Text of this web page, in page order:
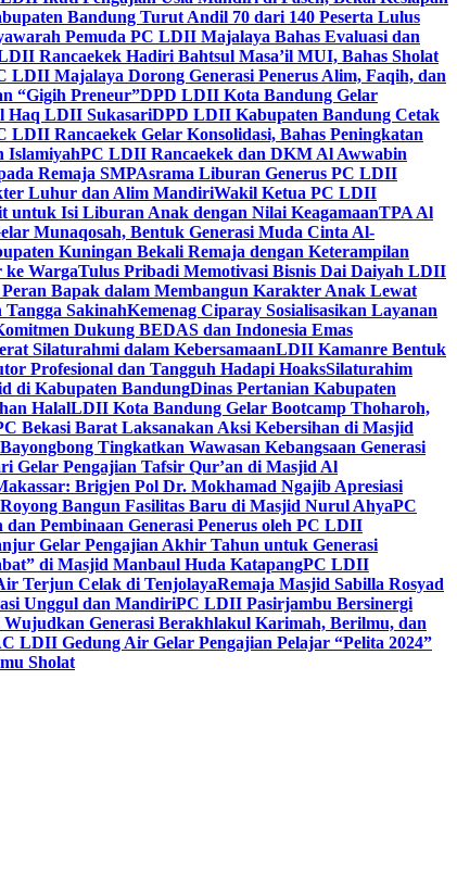
Bandung Turut Andil 70 dari 140 Peserta Lulus
Pemuda PC LDII Majalaya Bahas Evaluasi dan
Rancaekek Hadiri Bahtsul Masa’il MUI, Bahas Sholat
LDII Majalaya Dorong Generasi Penerus Alim, Faqih, dan
“Gigih Preneur”DPD LDII Kota Bandung Gelar
Haq LDII SukasariDPD LDII Kabupaten Bandung Cetak
LDII Rancaekek Gelar Konsolidasi, Bahas Peningkatan
IslamiyahPC LDII Rancaekek dan DKM Al Awwabin
Remaja SMPAsrama Liburan Generus PC LDII
Luhur dan Alim MandiriWakil Ketua PC LDII
untuk Isi Liburan Anak dengan Nilai KeagamaanTPA Al
Munaqosah, Bentuk Generasi Muda Cinta Al-
Kuningan Bekali Remaja dengan Keterampilan
WargaTulus Pribadi Memotivasi Bisnis Dai Daiyah LDII
Bapak dalam Membangun Karakter Anak Lewat
SakinahKemenag Ciparay Sosialisasikan Layanan
Dukung BEDAS dan Indonesia Emas
Silaturahmi dalam KebersamaanLDII Kamanre Bentuk
Profesional dan Tangguh Hadapi HoaksSilaturahim
di Kabupaten BandungDinas Pertanian Kabupaten
HalalLDII Kota Bandung Gelar Bootcamp Thoharoh,
Bekasi Barat Laksanakan Aksi Kebersihan di Masjid
Tingkatkan Wawasan Kebangsaan Generasi
Gelar Pengajian Tafsir Qur’an di Masjid Al
Brigjen Pol Dr. Mokhamad Ngajib Apresiasi
Bangun Fasilitas Baru di Masjid Nurul AhyaPC
Pembinaan Generasi Penerus oleh PC LDII
Gelar Pengajian Akhir Tahun untuk Generasi
di Masjid Manbaul Huda KatapangPC LDII
Terjun Celak di TenjolayaRemaja Masjid Sabilla Rosyad
Unggul dan MandiriPC LDII Pasirjambu Bersinergi
Generasi Berakhlakul Karimah, Berilmu, dan
LDII Gedung Air Gelar Pengajian Pelajar “Pelita 2024”
Sholat